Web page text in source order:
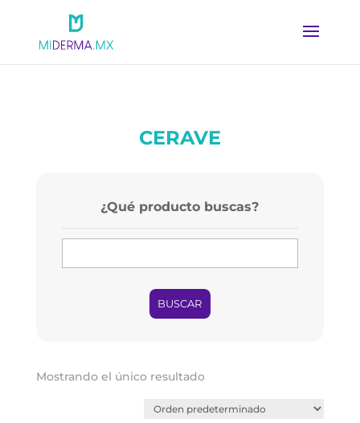
CERAVE
¿Qué producto buscas?
BUSCAR
Mostrando el único resultado